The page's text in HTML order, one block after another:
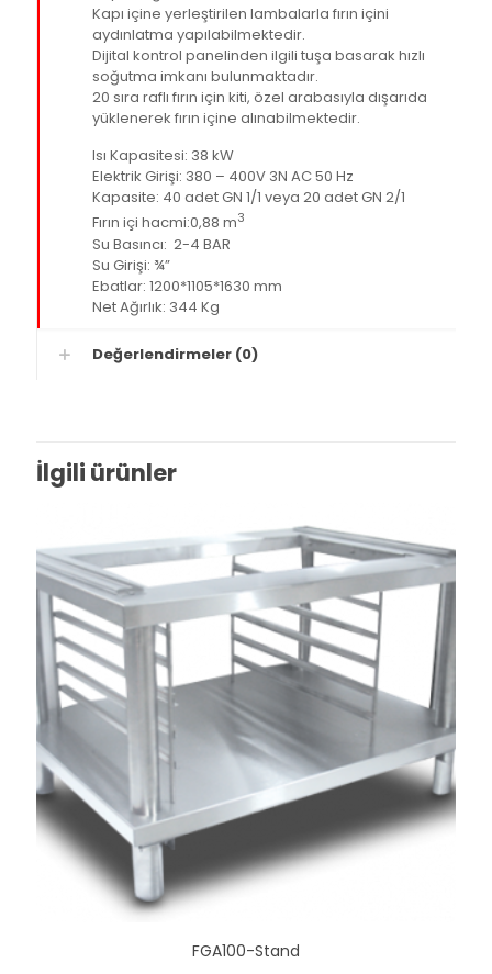
Kapı içine yerleştirilen lambalarla fırın içini
aydınlatma yapılabilmektedir.
Dijital kontrol panelinden ilgili tuşa basarak hızlı
soğutma imkanı bulunmaktadır.
20 sıra raflı fırın için kiti, özel arabasıyla dışarıda
yüklenerek fırın içine alınabilmektedir.
Isı Kapasitesi: 38 kW
Elektrik Girişi: 380 – 400V 3N AC 50 Hz
Kapasite: 40 adet GN 1/1 veya 20 adet GN 2/1
Fırın içi hacmi:0,88 m3
Su Basıncı: 2-4 BAR
Su Girişi: ¾”
Ebatlar: 1200*1105*1630 mm
Net Ağırlık: 344 Kg
Değerlendirmeler (0)
İlgili ürünler
FGA100-Stand